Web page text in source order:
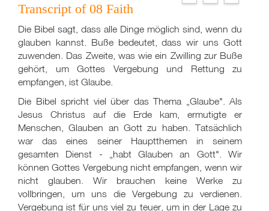
Transcript of 08 Faith
Die Bibel sagt, dass alle Dinge möglich sind, wenn du
glauben kannst. Buße bedeutet, dass wir uns Gott
zuwenden. Das Zweite, was wie ein Zwilling zur Buße
gehört, um Gottes Vergebung und Rettung zu
empfangen, ist Glaube.
Die Bibel spricht viel über das Thema „Glaube". Als
Jesus Christus auf die Erde kam, ermutigte er
Menschen, Glauben an Gott zu haben. Tatsächlich
war das eines seiner Hauptthemen in seinem
gesamten Dienst - „habt Glauben an Gott". Wir
können Gottes Vergebung nicht empfangen, wenn wir
nicht glauben. Wir brauchen keine Werke zu
vollbringen, um uns die Vergebung zu verdienen.
Vergebung ist für uns viel zu teuer, um in der Lage zu